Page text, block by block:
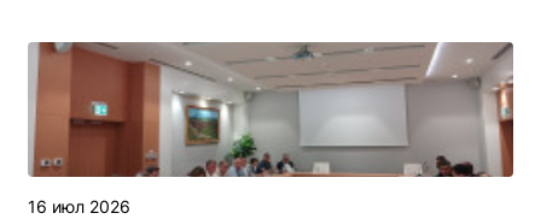
16 июл 2026